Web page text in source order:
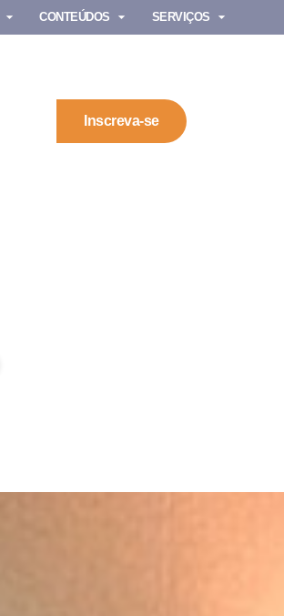
CONTEÚDOS SERVIÇOS
Inscreva-se